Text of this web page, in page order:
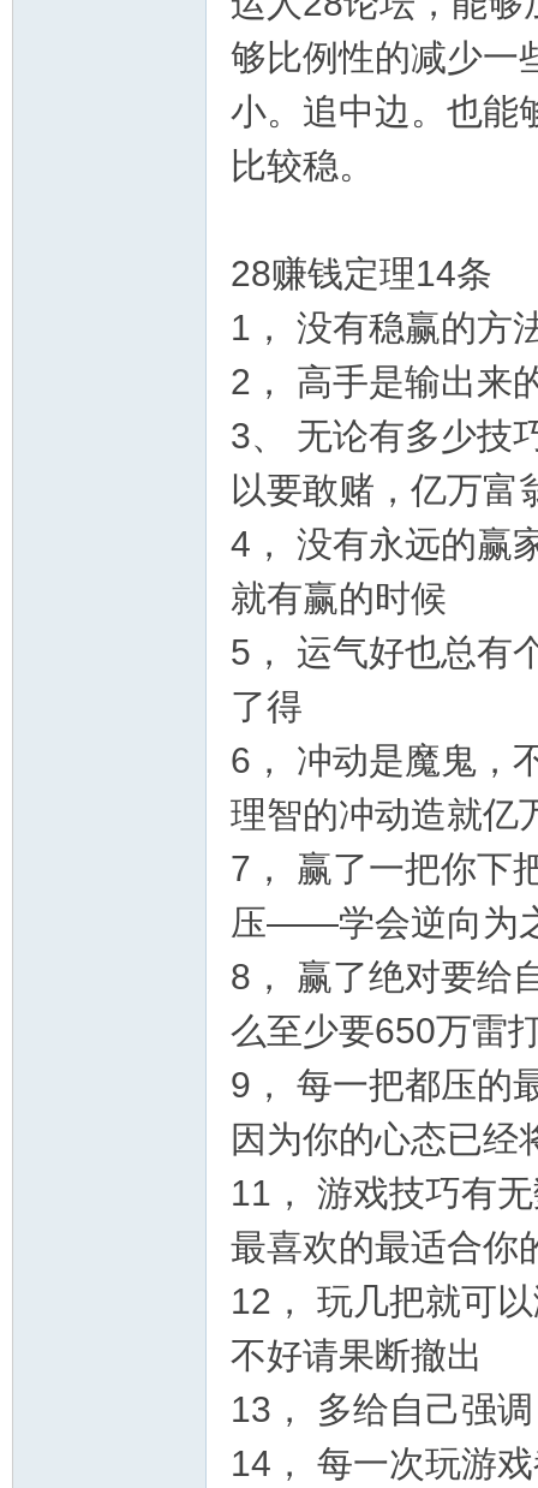
够比例性的减少一
小。追中边。也能
比较稳。
28赚钱定理14条
1， 没有稳赢的方
2， 高手是输出来
3、 无论有多少技
以要敢赌，亿万富
4， 没有永远的赢
就有赢的时候
5， 运气好也总有
了得
6， 冲动是魔鬼，
理智的冲动造就亿
7， 赢了一把你下
压——学会逆向为
8， 赢了绝对要给
么至少要650万雷
9， 每一把都压的
因为你的心态已经
11， 游戏技巧有
最喜欢的最适合你
12， 玩几把就可
不好请果断撤出
13， 多给自己强
14， 每一次玩游